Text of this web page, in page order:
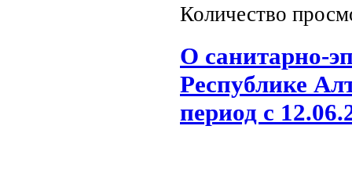
Количество
О санитарно-
Республике
период с